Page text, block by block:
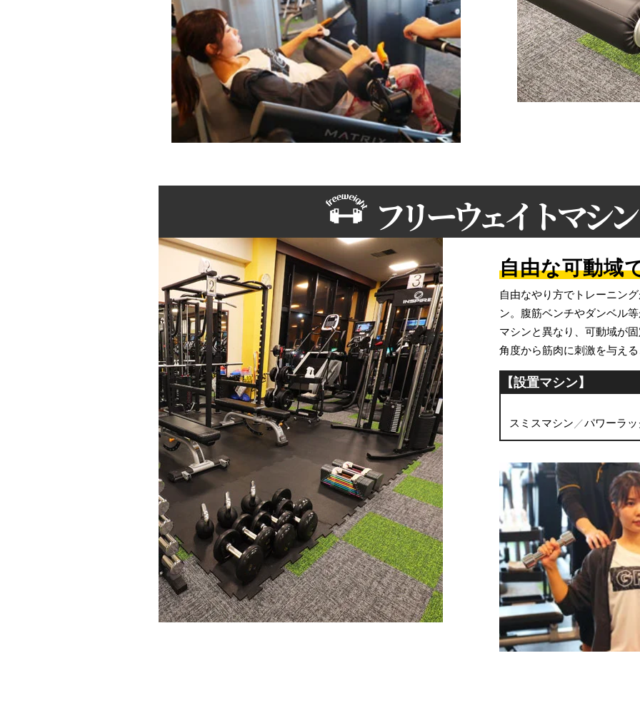
フリーウェイトマシン
自由な可動域
自由なやり方でトレーニン
ン。腹筋ベンチやダンベル
マシンと異なり、可動域が
角度から筋肉に刺激を与え
【設置マシン】
スミスマシン パワーラッ